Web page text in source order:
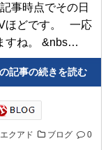
事時点でその日
ほどです。 一応
すね。 &nbs…
の記事の続きを読
エクアド ブログ 0